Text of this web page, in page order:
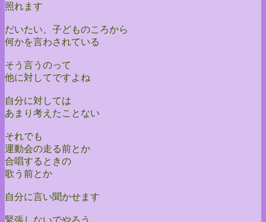
照れます
だいたい、子どものころから
何かを言わされている
そう言うのって
他に対してですよね
自分に対しては
あまり考えたことない
それでも
運動会の走る前とか
合唱するときの
歌う前とか
自分に言い聞かせます